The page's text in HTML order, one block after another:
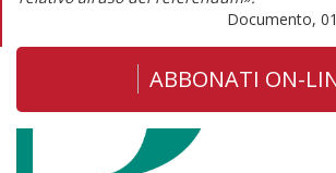
Documento,
ABBONATI ON-